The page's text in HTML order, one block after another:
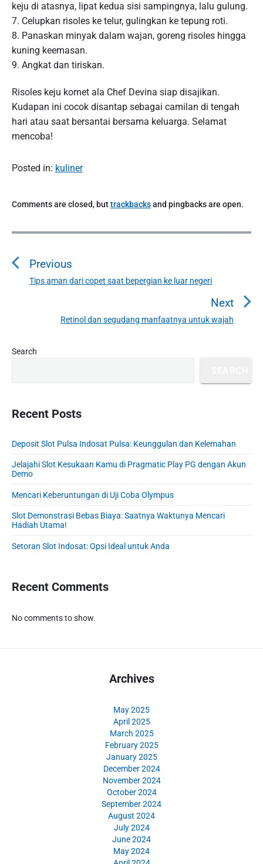
keju di atasnya, lipat kedua sisi sampingnya, lalu gulung.
7. Celupkan risoles ke telur, gulingkan ke tepung roti.
8. Panaskan minyak dalam wajan, goreng risoles hingga
kuning keemasan.
9. Angkat dan tiriskan.
Risoles keju kornet ala Chef Devina siap disajikan.
Kudapan ini cocok disantap sebagai camilan di tengah
hari atau saat bersantai bersama keluarga. Selamat
mencoba!
Posted in: kuliner
Comments are closed, buttrackbacksand pingbacks are open.
P
s
i
g
i
n
Previous
P
o
s
o
t
Tips aman dari copet saat bepergian ke luar negeri
Next
N
Retinol dan segudang manfaatnya untuk wajah
P
r
i
d
e
a
r
Search
Recent Posts
Deposit Slot Pulsa Indosat Pulsa: Keunggulan dan Kelemahan
Jelajahi Slot Kesukaan Kamu di Pragmatic Play PG dengan Akun
Demo
Mencari Keberuntungan di Uji Coba Olympus
Slot Demonstrasi Bebas Biaya: Saatnya Waktunya Mencari
Hadiah Utama!
Setoran Slot Indosat: Opsi Ideal untuk Anda
Recent Comments
No comments to show.
Archives
May 2025
April 2025
March 2025
February 2025
January 2025
December 2024
November 2024
October 2024
September 2024
August 2024
July 2024
June 2024
May 2024